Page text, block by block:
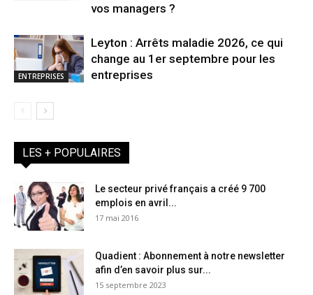
vos managers ?
ENTREPRISES
Leyton : Arrêts maladie 2026, ce qui
change au 1er septembre pour les
entreprises
LES + POPULAIRES
Le secteur privé français a créé 9 700
emplois en avril...
17 mai 2016
Quadient : Abonnement à notre newsletter
afin d’en savoir plus sur...
15 septembre 2023